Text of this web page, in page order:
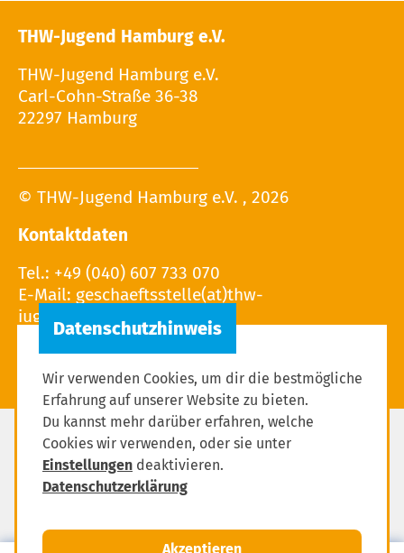
THW-Jugend Hamburg e.V.
THW-Jugend Hamburg e.V.
Carl-Cohn-Straße 36-38
22297 Hamburg
© THW-Jugend Hamburg e.V. , 2026
Kontaktdaten
Tel.: +49 (040) 607 733 070
E-Mail: geschaeftsstelle(at)thw-
jugend.hamburg
Impressum
Datenschutzerklärung
Wir verwenden Cookies, um dir die bestmögliche
Erfahrung auf unserer Website zu bieten.
Du kannst mehr darüber erfahren, welche
Cookies wir verwenden, oder sie unter
Einstellungen deaktivieren.
Datenschutzerklärung
Akzeptieren